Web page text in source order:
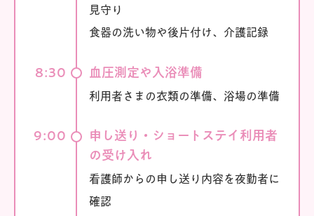
見守り
食器の洗い物や後片付け、介護記録
8:30 血圧測定や入浴準備
利用者さまの衣類の準備、浴場の準備
9:00
申し送り・ショートステイ利用者
の受け入れ
看護師からの申し送り内容を夜勤者に
確認